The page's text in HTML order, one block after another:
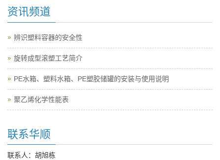
资讯频道
辨识塑料容器的安全性
旋转成型滚塑工艺简介
PE水箱、塑料水箱、PE塑胶储罐的安装与使用说明
聚乙烯化学性能表
联系华顺
联系人：胡旭栋